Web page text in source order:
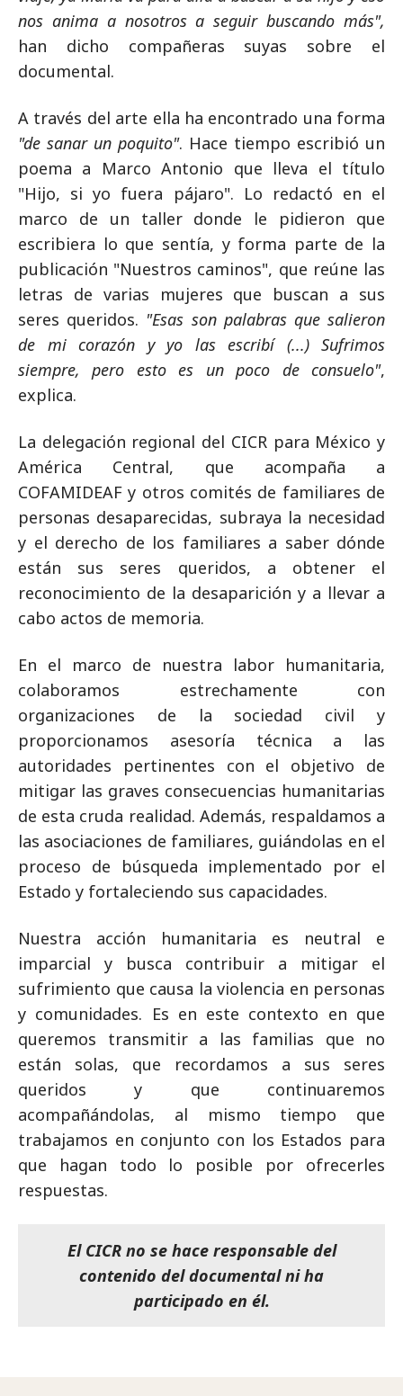
nos anima a nosotros a seguir buscando más",
han dicho compañeras suyas sobre el
documental.
A través del arte ella ha encontrado una forma
"de sanar un poquito". Hace tiempo escribió un
poema a Marco Antonio que lleva el título
"Hijo, si yo fuera pájaro". Lo redactó en el
marco de un taller donde le pidieron que
escribiera lo que sentía, y forma parte de la
publicación "Nuestros caminos", que reúne las
letras de varias mujeres que buscan a sus
seres queridos. "Esas son palabras que salieron
de mi corazón y yo las escribí (...) Sufrimos
siempre, pero esto es un poco de consuelo",
explica.
La delegación regional del CICR para México y
América Central, que acompaña a
COFAMIDEAF y otros comités de familiares de
personas desaparecidas, subraya la necesidad
y el derecho de los familiares a saber dónde
están sus seres queridos, a obtener el
reconocimiento de la desaparición y a llevar a
cabo actos de memoria.
En el marco de nuestra labor humanitaria,
colaboramos estrechamente con
organizaciones de la sociedad civil y
proporcionamos asesoría técnica a las
autoridades pertinentes con el objetivo de
mitigar las graves consecuencias humanitarias
de esta cruda realidad. Además, respaldamos a
las asociaciones de familiares, guiándolas en el
proceso de búsqueda implementado por el
Estado y fortaleciendo sus capacidades.
Nuestra acción humanitaria es neutral e
imparcial y busca contribuir a mitigar el
sufrimiento que causa la violencia en personas
y comunidades. Es en este contexto en que
queremos transmitir a las familias que no
están solas, que recordamos a sus seres
queridos y que continuaremos
acompañándolas, al mismo tiempo que
trabajamos en conjunto con los Estados para
que hagan todo lo posible por ofrecerles
respuestas.
El CICR no se hace responsable del
contenido del documental ni ha
participado en él.